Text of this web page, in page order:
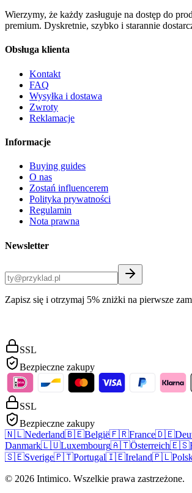
Wierzymy, że każdy zasługuje na dostęp do
premium. Dyskretnie, szybko i starannie
Obsługa klienta
Kontakt
FAQ
Wysyłka i dostawa
Zwroty
Reklamacje
Informacje
Buying guides
O nas
Zostań influencerem
Polityka prywatności
Regulamin
Nota prawna
Newsletter
Zapisz się i otrzymaj 5% zniżki na pierwsze
SSL
Bezpieczne zakupy
SSL
Bezpieczne zakupy
🇳🇱Nederland🇧🇪België🇫🇷France🇩🇪
Danmark🇱🇺Luxembourg🇦🇹Österreich🇪🇸
🇸🇪Sverige🇵🇹Portugal🇮🇪Ireland🇵🇱
© 2026 Intimico. Wszelkie prawa zastrzeżone.